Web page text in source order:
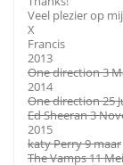
Veel plezier op
X
Francis
2013
One direction 3
2014
One direction 25
Ed Sheeran 3
2015
katy Perry 9 maar
The Vamps 11 Mei